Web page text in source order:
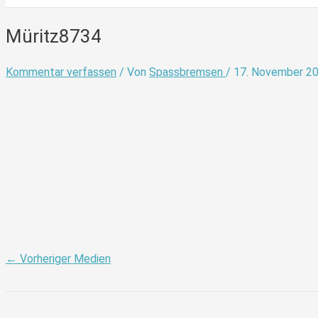
Müritz8734
Kommentar verfassen / Von Spassbremsen / 17. November
← Vorheriger Medien